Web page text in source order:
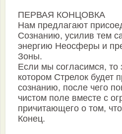
ПЕРВАЯ КОНЦОВКА
Нам предлагают
Сознанию, усилив тем
энергию Неосферы и
Зоны.
Если мы согласимся, то
котором Стрелок будет
сознанию, после чего
чистом поле вместе с
причитающего о том,
Конец.